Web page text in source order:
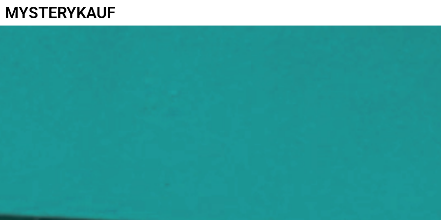
MYSTERYKAUF